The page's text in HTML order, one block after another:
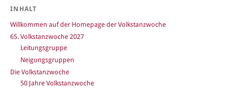
INHALT
Willkommen auf der Homepage der Volkstanzwoche
65. Volkstanzwoche 2027
Leitungsgruppe
Neigungsgruppen
Die Volkstanzwoche
50 Jahre Volkstanzwoche